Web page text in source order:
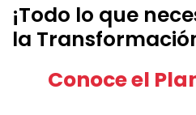
¡Todo lo que
la
Conoce el